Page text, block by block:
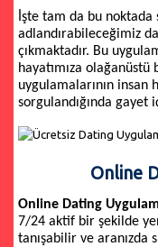
İşte tam da bu
adlandırabileceğimiz
çıkmaktadır. Bu
hayatımıza
uygulamalarının insan
sorgulandığında gayet
Online
Online Dating
7/24 aktif bir şekilde
tanışabilir ve aranızda